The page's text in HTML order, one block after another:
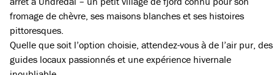
fromage de chèvre, ses maisons blanches et ses histoires
pittoresques.
Quelle que soit l’option choisie, attendez-vous à de l’air pur, des
guides locaux passionnés et une expérience hivernale